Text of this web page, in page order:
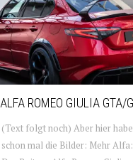
ALFA ROMEO GIULIA GTA/
(Text folgt noch) Aber hier
schon mal die Bilder: Mehr